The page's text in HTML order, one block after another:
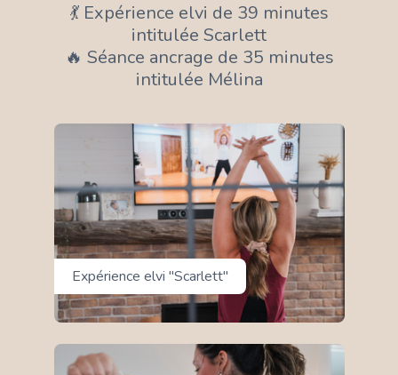
💃 Expérience elvi de 39 minutes
intitulée Scarlett
🔥 Séance ancrage de 35 minutes
intitulée Mélina
Expérience elvi "Scarlett"